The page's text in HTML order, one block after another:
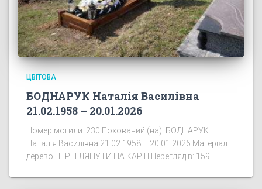
ЦВІТОВА
БОДНАРУК Наталія Василівна
21.02.1958 – 20.01.2026
Номер могили: 230 Похований (на): БОДНАРУК
Наталія Василівна 21.02.1958 – 20.01.2026 Матеріал:
дерево ПЕРЕГЛЯНУТИ НА КАРТІ Переглядів: 159